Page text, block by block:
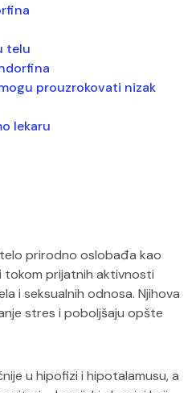
telu
prouzrokovati nizak
lekaru
prirodno oslobađa kao
tokom prijatnih aktivnosti
i seksualnih odnosa. Njihova
stres i poboljšaju opšte
u hipofizi i hipotalamusu, a